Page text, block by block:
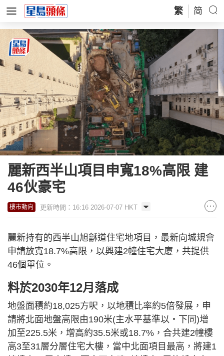
繁 简
麗新西半山項目申寬18%高限 建
46伙豪宅
樓市動向 更新時間：16:16 2026-07-07 HKT
麗新持有的西半山旭龢道住宅地項目，最新向城規會
申請放寬18.7%高限，以興建2幢住宅大廈，共提供
46個單位。
料於2030年12月落成
地盤面積約18,025方呎，以地積比率約5倍發展，申
請將北面地盤高限由190米(主水平基準以‧下同)增
加至225.5米，增高約35.5米或18.7%，合共建2幢樓
高3至31層分層住宅大樓，當中北面項目最高，將建1